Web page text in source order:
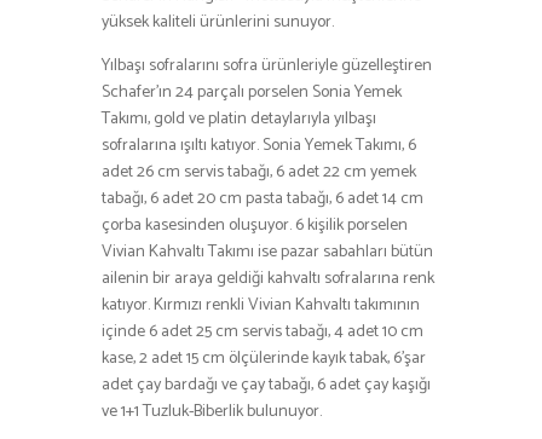
yüksek kaliteli ürünlerini sunuyor.
Yılbaşı sofralarını sofra ürünleriyle güzelleştiren
Schafer’ın 24 parçalı porselen Sonia Yemek
Takımı, gold ve platin detaylarıyla yılbaşı
sofralarına ışıltı katıyor. Sonia Yemek Takımı, 6
adet 26 cm servis tabağı, 6 adet 22 cm yemek
tabağı, 6 adet 20 cm pasta tabağı, 6 adet 14 cm
çorba kasesinden oluşuyor. 6 kişilik porselen
Vivian Kahvaltı Takımı ise pazar sabahları bütün
ailenin bir araya geldiği kahvaltı sofralarına renk
katıyor. Kırmızı renkli Vivian Kahvaltı takımının
içinde 6 adet 25 cm servis tabağı, 4 adet 10 cm
kase, 2 adet 15 cm ölçülerinde kayık tabak, 6’şar
adet çay bardağı ve çay tabağı, 6 adet çay kaşığı
ve 1+1 Tuzluk-Biberlik bulunuyor.